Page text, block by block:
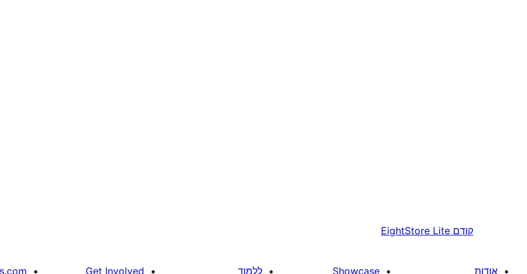
קודם EightStore Lite
אודות Showcase ללמוד Get Involved